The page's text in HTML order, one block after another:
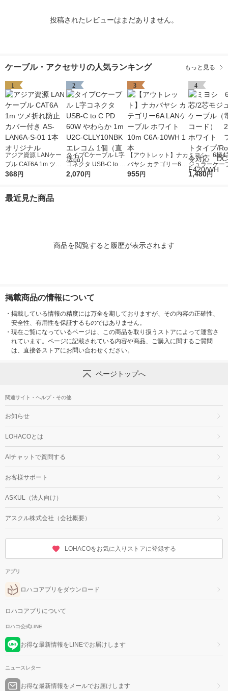
投稿されたレビューはまだありません。
ケーブル・アクセサリの人気ランキング もっと見る
1
アジア資源 LANケー
ブル CAT6A 1m ツメ
折れ防止カバー付き A
368円
2
タイプCケーブル L字
コネクタ USB-C to C
PD 60W やわらか 1m
2,070円
3
【アウトレット】ナカ
バヤシ カテゴリー6A
LANケーブル ホワイ
955円
4
ミヨシ 6極4
ジュラーケー
話機コード
1,480円
最近見た商品
商品を閲覧すると履歴が表示されます
掲載商品の情報について
・ 掲載している情報の精度には万全を期しておりますが、その内容の正確性、
安全性、有用性を保証するものではありません。
・ 現在ご覧になっているページは、この商品を取り扱うストアによって運営さ
れています。ページに記載されている内容や商品、ご購入に関するご質問
は、直接各ストアにお問い合わせください。
ページトップへ
関連サイト・ヘルプ・その他
お知らせ
LOHACOとは
AIチャットで質問する
お客様サポート
ASKUL（法人向け）
アスクル株式会社（会社概要）
LOHACOをお気に入りストアに登録する
アプリ
ロハコアプリをダウンロード
ロハコアプリについて
ロハコ公式LINE
お得な最新情報をLINEでお届けします
ニュースレター
お得な最新情報をメールでお届けします